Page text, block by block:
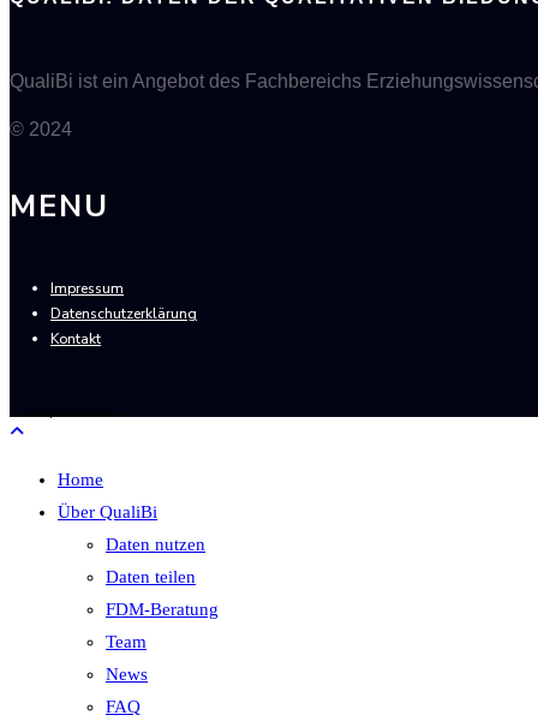
QualiBi ist ein Angebot des Fachbereichs
© 2024
MENU
Impressum
Datenschutzerklärung
Kontakt
Home
Über QualiBi
Daten nutzen
Daten teilen
FDM-Beratung
Team
News
FAQ